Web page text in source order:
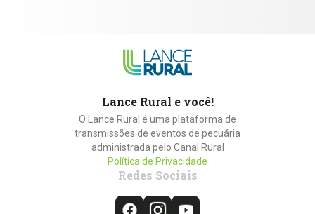
Lance Rural e você!
O Lance Rural é uma plataforma de
transmissões de eventos de pecuária
administrada pelo Canal Rural
Política de Privacidade
Redes Sociais